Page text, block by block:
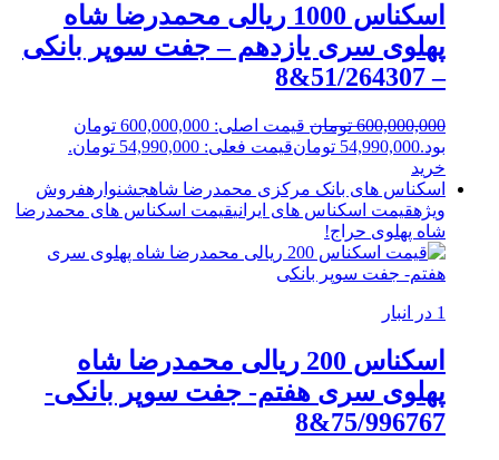
اسکناس 1000 ریالی محمدرضا شاه
پهلوی سری یازدهم – جفت سوپر بانکی
– 51/264307&8
600,000,000 تومان
قیمت اصلی: 600,000,000 تومان
بود.54,990,000 تومانقیمت فعلی: 54,990,000 تومان.
خرید
اسکناس های بانک مرکزی محمدرضا شاهجشنوارهفروش
ویژهقیمت اسکناس های ایرانیقیمت اسکناس های محمدرضا
شاه پهلوی حراج!
1 در انبار
اسکناس 200 ریالی محمدرضا شاه
پهلوی سری هفتم- جفت سوپر بانکی-
75/996767&8